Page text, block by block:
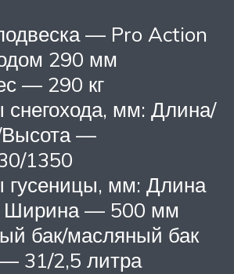
— Pro Action
290 мм
— 290 кг
снегохода, мм: Длина/
—
1350
гусеницы, мм: Длина
— 500 мм
бак/масляный бак
31/2,5 литра